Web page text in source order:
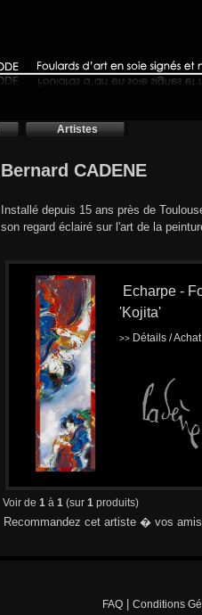
Artistes
Bernard CADENE
Installé depuis 15 ans près de
son regard éclairé sur l'art de la
Echarpe -
'Kojita'
>> Détails /
Voir de 1 à 1 (sur 1 produits)
Recommandez cet artiste � vos
FAQ Conditions